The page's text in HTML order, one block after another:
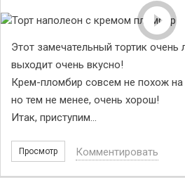
Этот замечательный тортик очень
выходит очень вкусно!
Крем-пломбир совсем не похож
но тем не менее, очень хорош!
Итак, приступим…
Просмотр Комментировать